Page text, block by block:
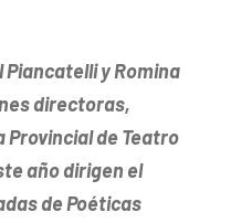
Piancatelli y Romina
directoras,
Provincial de Teatro
año dirigen el
de Poéticas